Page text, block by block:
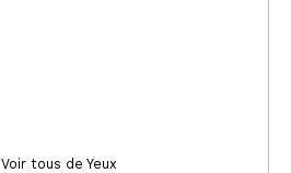
(5)
Voir tous de Yeux